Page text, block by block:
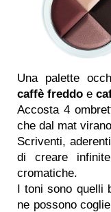
Una palette
caffè freddo e
Accosta 4
che dal mat
Scriventi,
di creare
cromatiche.
I toni sono quelli
ne possono